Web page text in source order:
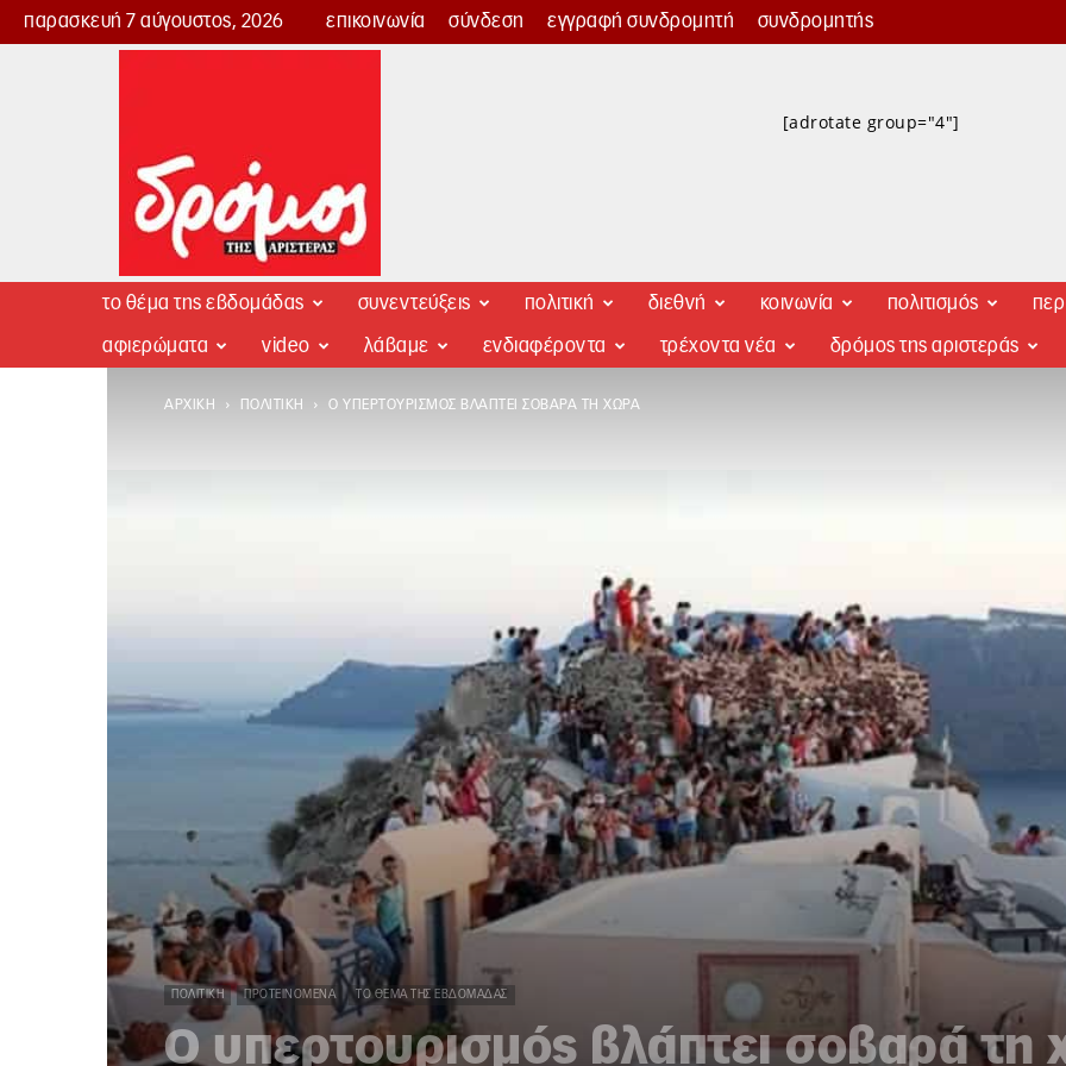
παρασκευή 7 αύγουστος, 2026 επικοινωνία σύνδεση εγγραφή συνδρομητή συνδρομητής
Δρόμος
[adrotate group="4"]
το θέμα της εβδομάδας συνεντεύξεις πολιτική διεθνή κοινωνία πολιτισμός
αφιερώματα video λάβαμε ενδιαφέροντα τρέχοντα νέα δρόμος της αριστεράς
ΑΡΧΙΚΉ ΠΟΛΙΤΙΚΉ Ο ΥΠΕΡΤΟΥΡΙΣΜΌΣ ΒΛΆΠΤΕΙ ΣΟΒΑΡΆ ΤΗ ΧΏΡΑ
ΠΟΛΙΤΙΚΉ ΠΡΟΤΕΙΝΌΜΕΝΑ ΤΟ ΘΈΜΑ ΤΗΣ ΕΒΔΟΜΆΔΑΣ
Ο υπερτουρισμός βλάπτει σοβαρά τη